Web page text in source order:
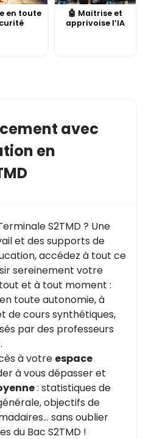
en toute
🤖 Maitrise et
apprivoise l’IA
avec
en
S2TMD ? Une
et des supports de
accédez à tout ce
sereinement votre
et à tout moment :
toute autonomie, à
de cours synthétiques,
par des professeurs
à votre espace
à vous dépasser et
: statistiques de
objectifs de
sans oublier
du Bac S2TMD !